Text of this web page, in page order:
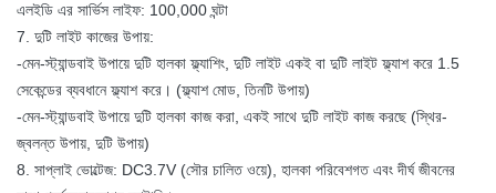
এলইডি এর সার্ভিস লাইফ: 100,000 ঘন্টা
7. দুটি লাইট কাজের উপায়:
-মেন-স্ট্যান্ডবাই উপায়ে দুটি হালকা ফ্ল্যাশিং, দুটি লাইট একই বা দুটি লাইট ফ্ল্যাশ করে 1.5
সেকেন্ডের ব্যবধানে ফ্ল্যাশ করে। (ফ্ল্যাশ মোড, তিনটি উপায়)
-মেন-স্ট্যান্ডবাই উপায়ে দুটি হালকা কাজ করা, একই সাথে দুটি লাইট কাজ করছে (স্থির-
জ্বলন্ত উপায়, দুটি উপায়)
8. সাপ্লাই ভোল্টেজ: DC3.7V (সৌর চালিত ওয়ে), হালকা পরিবেশগত এবং দীর্ঘ জীবনের